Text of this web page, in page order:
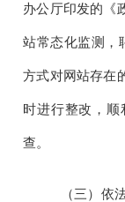
办公厅印发的《
站常态化监测，
方式对网站存在
时进行整改，顺
查。
（三）依